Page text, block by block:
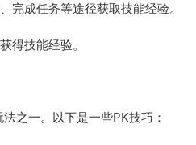
完成任务等途径获取技能经验。
得技能经验。
之一。以下是一些PK技巧：